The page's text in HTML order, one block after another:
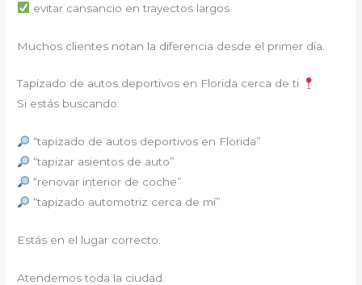
evitar cansancio en trayectos largos
Muchos clientes notan la diferencia desde el primer día.
Tapizado de autos deportivos en Florida cerca de ti
Si estás buscando:
“tapizado de autos deportivos en Florida”
“tapizar asientos de auto”
“renovar interior de coche”
“tapizado automotriz cerca de mí”
Estás en el lugar correcto.
Atendemos toda la ciudad.